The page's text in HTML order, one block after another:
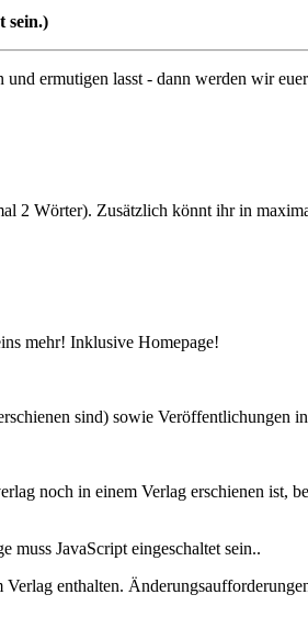
sein.)
ermutigen lasst - dann werden wir
2 Wörter). Zusätzlich könnt ihr in
mehr! Inklusive Homepage!
sind) sowie Veröffentlichungen
noch in einem Verlag erschienen ist,
muss JavaScript eingeschaltet sein..
enthalten.